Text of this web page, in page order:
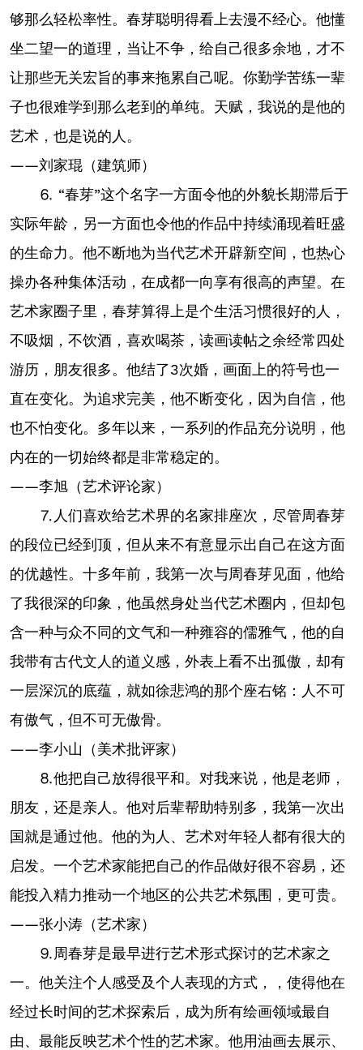
够那么轻松率性。春芽聪明得看上去漫不经心。他懂
坐二望一的道理，当让不争，给自己很多余地，才不
让那些无关宏旨的事来拖累自己呢。你勤学苦练一辈
子也很难学到那么老到的单纯。天赋，我说的是他的
艺术，也是说的人。
——刘家琨（建筑师）
⒍ “春芽”这个名字一方面令他的外貌长期滞后于
实际年龄，另一方面也令他的作品中持续涌现着旺盛
的生命力。他不断地为当代艺术开辟新空间，也热心
操办各种集体活动，在成都一向享有很高的声望。在
艺术家圈子里，春芽算得上是个生活习惯很好的人，
不吸烟，不饮酒，喜欢喝茶，读画读帖之余经常四处
游历，朋友很多。他结了3次婚，画面上的符号也一
直在变化。为追求完美，他不断变化，因为自信，他
也不怕变化。多年以来，一系列的作品充分说明，他
内在的一切始终都是非常稳定的。
——李旭（艺术评论家）
⒎人们喜欢给艺术界的名家排座次，尽管周春芽
的段位已经到顶，但从来不有意显示出自己在这方面
的优越性。十多年前，我第一次与周春芽见面，他给
了我很深的印象，他虽然身处当代艺术圈内，但却包
含一种与众不同的文气和一种雍容的儒雅气，他的自
我带有古代文人的道义感，外表上看不出孤傲，却有
一层深沉的底蕴，就如徐悲鸿的那个座右铭：人不可
有傲气，但不可无傲骨。
——李小山（美术批评家）
⒏他把自己放得很平和。对我来说，他是老师，
朋友，还是亲人。他对后辈帮助特别多，我第一次出
国就是通过他。他的为人、艺术对年轻人都有很大的
启发。一个艺术家能把自己的作品做好很不容易，还
能投入精力推动一个地区的公共艺术氛围，更可贵。
——张小涛（艺术家）
⒐周春芽是最早进行艺术形式探讨的艺术家之
一。他关注个人感受及个人表现的方式，，使得他在
经过长时间的艺术探索后，成为所有绘画领域最自
由、最能反映艺术个性的艺术家。他用油画去展示、